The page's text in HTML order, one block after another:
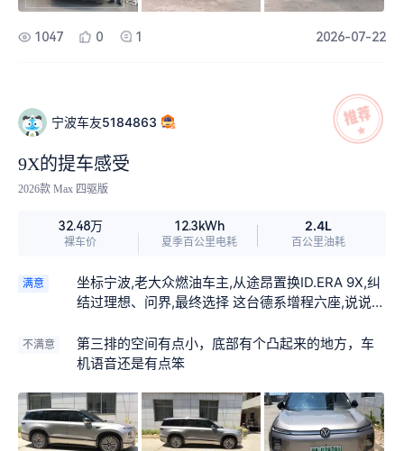
车，掉头一把就过来了，后来才知道有后轮转向，
转弯半径特别小！ 续航比我想象中要好，上班和家
很远，具体多少我没细算，反正销售说跨省没问
题。 内饰方面，屏幕挺多但用着顺手，抬头显示很
清楚，导航信息也可以直接投上去，不用低头看仪
表。门板上那块魔术屏熄屏时看不见，手一摸就
亮，还能显示开门预警，六座布局中间有通道，三
排进出也方便，坐人也够用。 提车回来路上特意走
的理想更舒服一些。车机反应也挺快，语音控制基
本不用动手，一改之前印象，就是刚上手需要适应
表现和真实能耗，车友们有啥想问的随时聊。
1047 0 1 2026-07-22
宁波车友5184863
9X的提车感受
2026款 Max 四驱版
32.48万
裸车价
12.3kWh
夏季百公里电耗
2.4L
百公里油耗
满意
坐标宁波,老大众燃油车主,从途昂置换ID.ERA 9X,纠
结过理想、问界,最终选择 这台德系增程六座,说说最
1、后轮转向,车长5米2,转弯半径只有 4.85米。小区
狭窄道路、地下车库掉头都可以一把过,完全没有开
+2真六座,没有伪三排。超三米的轴距,二三排空间宽
裕,老人小孩上下车方便。二排动态零重力座椅是亮
点,据说是全行业首发,重点区别是在行驶途中也能开
不满意
第三排的空间有点小，底部有个凸起来的地方，车
机语音还是有点笨